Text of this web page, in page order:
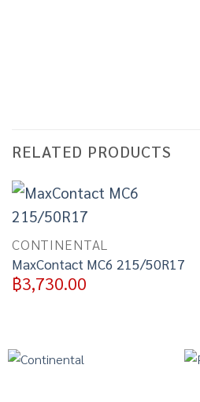
RELATED PRODUCTS
CONTINENTAL
MaxContact MC6 215/50R17
฿3,730.00